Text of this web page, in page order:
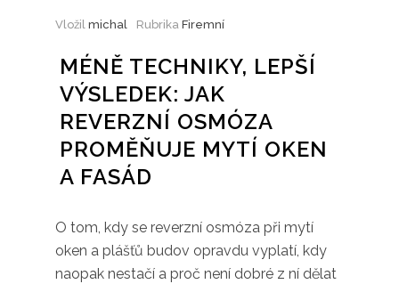
Vložil michal Rubrika Firemní
MÉNĚ TECHNIKY, LEPŠÍ
VÝSLEDEK: JAK
REVERZNÍ OSMÓZA
PROMĚŇUJE MYTÍ OKEN
A FASÁD
O tom, kdy se reverzní osmóza při mytí
oken a plášťů budov opravdu vyplatí, kdy
naopak nestačí a proč není dobré z ní dělat